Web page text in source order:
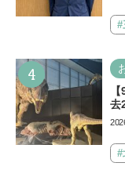
も#
4
去
夏
催#